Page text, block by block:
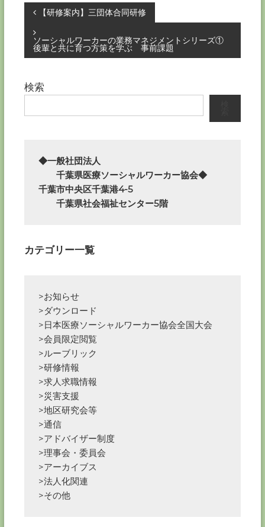
投
稿
ビ
ゲ
【研修案内】三団体合同研修
ソーシャルワーカーの業務マネジメントシリーズ①
後輩と共に育つ方策を学ぶ 事前課題
検索
◆一般社団法人
千葉県医療ソーシャルワーカー協会◆
千葉市中央区千葉港4-5
千葉県社会福祉センター5階
カテゴリー一覧
>お知らせ
>ダウンロード
>日本医療ソーシャルワーカー協会全国大会
>会員限定閲覧
>ルーブリック
>研修情報
>求人求職情報
>災害支援
>地区研究会等
>通信
>アドバイザー制度
>理事会・委員会
>アーカイブス
>法人化関連
>その他